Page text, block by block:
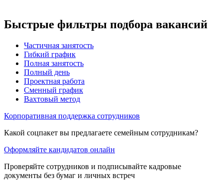
Быстрые фильтры подбора вакансий
Частичная занятость
Гибкий график
Полная занятость
Полный день
Проектная работа
Сменный график
Вахтовый метод
Корпоративная поддержка сотрудников
Какой соцпакет вы предлагаете семейным сотрудникам?
Оформляйте кандидатов онлайн
Проверяйте сотрудников и подписывайте кадровые
документы без бумаг и личных встреч